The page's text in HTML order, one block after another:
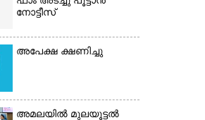
നോട്ടീസ്
അപേക്ഷ ക്ഷണിച്ചു
അമലയിൽ മുലയൂട്ടൽ